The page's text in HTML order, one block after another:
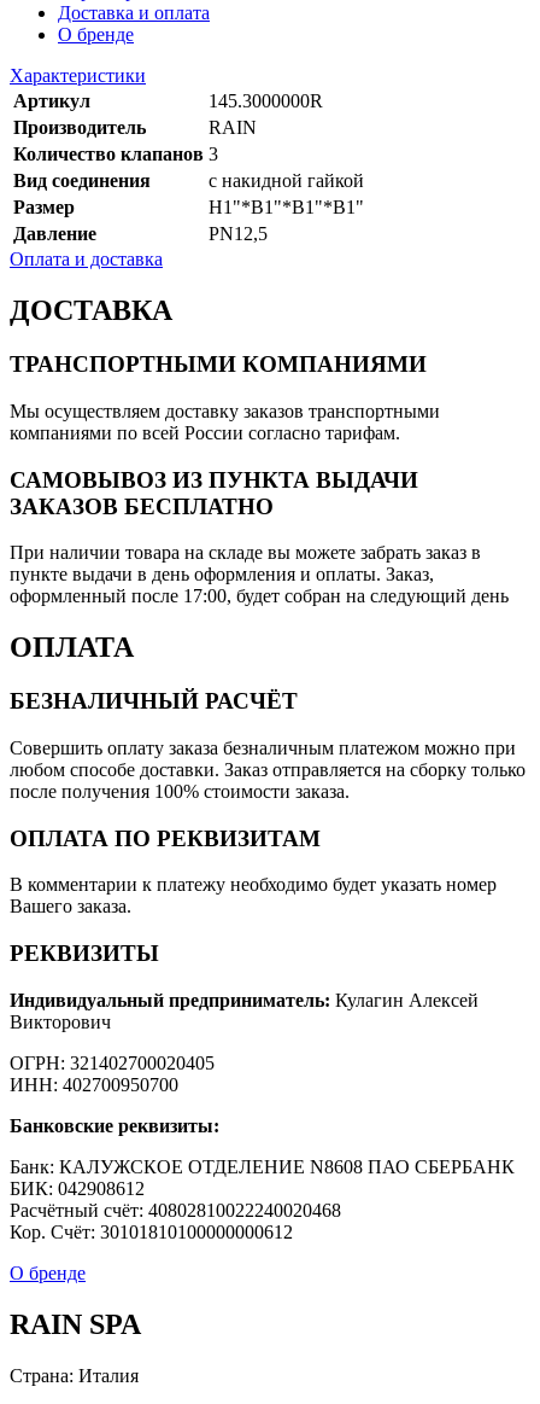
Доставка и оплата
О бренде
Характеристики
Артикул
145.3000000R
Производитель
RAIN
Количество клапанов 3
Вид соединения
с накидной гайкой
Размер
Н1"*В1"*В1"*В1"
Давление
PN12,5
Оплата и доставка
ДОСТАВКА
ТРАНСПОРТНЫМИ КОМПАНИЯМИ
Мы осуществляем доставку заказов транспортными
компаниями по всей России согласно тарифам.
САМОВЫВОЗ ИЗ ПУНКТА ВЫДАЧИ
ЗАКАЗОВ БЕСПЛАТНО
При наличии товара на складе вы можете забрать заказ в
пункте выдачи в день оформления и оплаты. Заказ,
оформленный после 17:00, будет собран на следующий день
ОПЛАТА
БЕЗНАЛИЧНЫЙ РАСЧЁТ
Совершить оплату заказа безналичным платежом можно при
любом способе доставки. Заказ отправляется на сборку только
после получения 100% стоимости заказа.
ОПЛАТА ПО РЕКВИЗИТАМ
В комментарии к платежу необходимо будет указать номер
Вашего заказа.
РЕКВИЗИТЫ
Индивидуальный предприниматель: Кулагин Алексей
Викторович
ОГРН: 321402700020405
ИНН: 402700950700
Банковские реквизиты:
Банк: КАЛУЖСКОЕ ОТДЕЛЕНИЕ N8608 ПАО СБЕРБАНК
БИК: 042908612
Расчётный счёт: 40802810022240020468
Кор. Cчёт: 30101810100000000612
О бренде
RAIN SPA
Страна: Италия